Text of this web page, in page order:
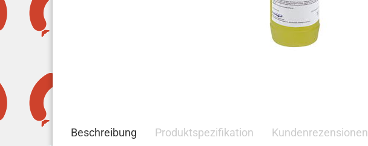
Beschreibung Produktspezifikation Kundenrezensionen